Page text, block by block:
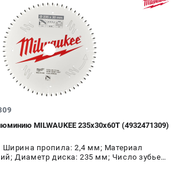
MILWAUKEE 235x30x60Т (4932471309)
Ширина пропила: 2,4 мм; Материал
Диаметр диска: 235 мм; Число зубьев: